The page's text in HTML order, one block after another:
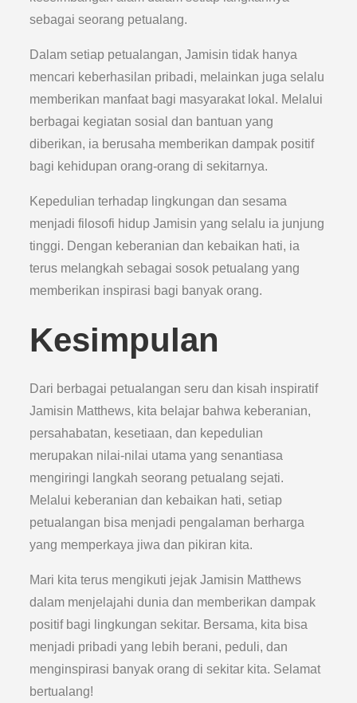
sebagai seorang petualang.
Dalam setiap petualangan, Jamisin tidak hanya
mencari keberhasilan pribadi, melainkan juga selalu
memberikan manfaat bagi masyarakat lokal. Melalui
berbagai kegiatan sosial dan bantuan yang
diberikan, ia berusaha memberikan dampak positif
bagi kehidupan orang-orang di sekitarnya.
Kepedulian terhadap lingkungan dan sesama
menjadi filosofi hidup Jamisin yang selalu ia junjung
tinggi. Dengan keberanian dan kebaikan hati, ia
terus melangkah sebagai sosok petualang yang
memberikan inspirasi bagi banyak orang.
Kesimpulan
Dari berbagai petualangan seru dan kisah inspiratif
Jamisin Matthews, kita belajar bahwa keberanian,
persahabatan, kesetiaan, dan kepedulian
merupakan nilai-nilai utama yang senantiasa
mengiringi langkah seorang petualang sejati.
Melalui keberanian dan kebaikan hati, setiap
petualangan bisa menjadi pengalaman berharga
yang memperkaya jiwa dan pikiran kita.
Mari kita terus mengikuti jejak Jamisin Matthews
dalam menjelajahi dunia dan memberikan dampak
positif bagi lingkungan sekitar. Bersama, kita bisa
menjadi pribadi yang lebih berani, peduli, dan
menginspirasi banyak orang di sekitar kita. Selamat
bertualang!